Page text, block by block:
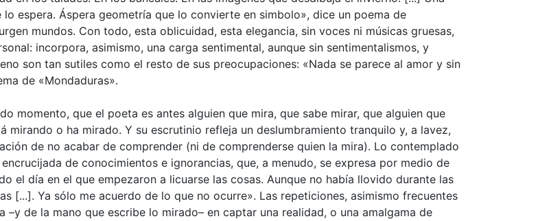
espera. Áspera geometría que lo convierte en simbolo», dice un poema de
mundos. Con todo, esta oblicuidad, esta elegancia, sin voces ni músicas gruesas,
incorpora, asimismo, una carga sentimental, aunque sin sentimentalismos, y
son tan sutiles como el resto de sus preocupaciones: «Nada se parece al amor y sin
de «Mondaduras».
momento, que el poeta es antes alguien que mira, que sabe mirar, que alguien que
o ha mirado. Y su escrutinio refleja un deslumbramiento tranquilo y, a lavez,
de no acabar de comprender (ni de comprenderse quien la mira). Lo contemplado
de conocimientos e ignorancias, que, a menudo, se expresa por medio de
el día en el que empezaron a licuarse las cosas. Aunque no había llovido durante las
[...]. Ya sólo me acuerdo de lo que no ocurre». Las repeticiones, asimismo frecuentes
de la mano que escribe lo mirado– en captar una realidad, o una amalgama de